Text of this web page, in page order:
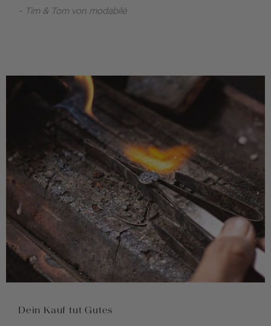
- Tim & Tom von modabilé
Dein Kauf tut Gutes